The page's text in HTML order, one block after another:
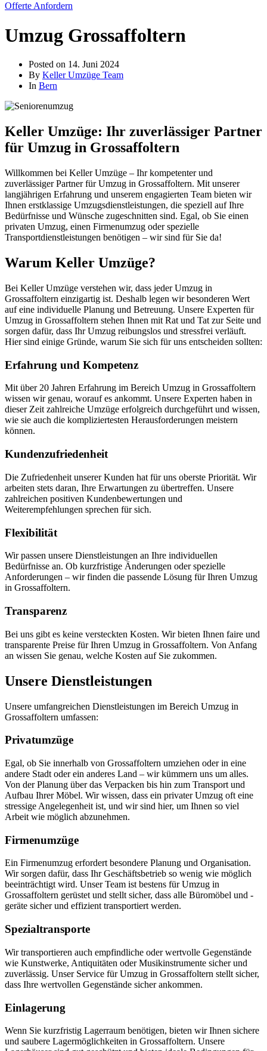
Offerte Anfordern
Umzug Grossaffoltern
Posted on 14. Juni 2024
By Keller Umzüge Team
In Bern
Keller Umzüge: Ihr zuverlässiger Partner
für Umzug in Grossaffoltern
Willkommen bei Keller Umzüge – Ihr kompetenter und
zuverlässiger Partner für Umzug in Grossaffoltern. Mit unserer
langjährigen Erfahrung und unserem engagierten Team bieten wir
Ihnen erstklassige Umzugsdienstleistungen, die speziell auf Ihre
Bedürfnisse und Wünsche zugeschnitten sind. Egal, ob Sie einen
privaten Umzug, einen Firmenumzug oder spezielle
Transportdienstleistungen benötigen – wir sind für Sie da!
Warum Keller Umzüge?
Bei Keller Umzüge verstehen wir, dass jeder Umzug in
Grossaffoltern einzigartig ist. Deshalb legen wir besonderen Wert
auf eine individuelle Planung und Betreuung. Unsere Experten für
Umzug in Grossaffoltern stehen Ihnen mit Rat und Tat zur Seite und
sorgen dafür, dass Ihr Umzug reibungslos und stressfrei verläuft.
Hier sind einige Gründe, warum Sie sich für uns entscheiden sollten:
Erfahrung und Kompetenz
Mit über 20 Jahren Erfahrung im Bereich Umzug in Grossaffoltern
wissen wir genau, worauf es ankommt. Unsere Experten haben in
dieser Zeit zahlreiche Umzüge erfolgreich durchgeführt und wissen,
wie sie auch die kompliziertesten Herausforderungen meistern
können.
Kundenzufriedenheit
Die Zufriedenheit unserer Kunden hat für uns oberste Priorität. Wir
arbeiten stets daran, Ihre Erwartungen zu übertreffen. Unsere
zahlreichen positiven Kundenbewertungen und
Weiterempfehlungen sprechen für sich.
Flexibilität
Wir passen unsere Dienstleistungen an Ihre individuellen
Bedürfnisse an. Ob kurzfristige Änderungen oder spezielle
Anforderungen – wir finden die passende Lösung für Ihren Umzug
in Grossaffoltern.
Transparenz
Bei uns gibt es keine versteckten Kosten. Wir bieten Ihnen faire und
transparente Preise für Ihren Umzug in Grossaffoltern. Von Anfang
an wissen Sie genau, welche Kosten auf Sie zukommen.
Unsere Dienstleistungen
Unsere umfangreichen Dienstleistungen im Bereich Umzug in
Grossaffoltern umfassen:
Privatumzüge
Egal, ob Sie innerhalb von Grossaffoltern umziehen oder in eine
andere Stadt oder ein anderes Land – wir kümmern uns um alles.
Von der Planung über das Verpacken bis hin zum Transport und
Aufbau Ihrer Möbel. Wir wissen, dass ein privater Umzug oft eine
stressige Angelegenheit ist, und wir sind hier, um Ihnen so viel
Arbeit wie möglich abzunehmen.
Firmenumzüge
Ein Firmenumzug erfordert besondere Planung und Organisation.
Wir sorgen dafür, dass Ihr Geschäftsbetrieb so wenig wie möglich
beeinträchtigt wird. Unser Team ist bestens für Umzug in
Grossaffoltern gerüstet und stellt sicher, dass alle Büromöbel und -
geräte sicher und effizient transportiert werden.
Spezialtransporte
Wir transportieren auch empfindliche oder wertvolle Gegenstände
wie Kunstwerke, Antiquitäten oder Musikinstrumente sicher und
zuverlässig. Unser Service für Umzug in Grossaffoltern stellt sicher,
dass Ihre wertvollen Gegenstände sicher ankommen.
Einlagerung
Wenn Sie kurzfristig Lagerraum benötigen, bieten wir Ihnen sichere
und saubere Lagermöglichkeiten in Grossaffoltern. Unsere